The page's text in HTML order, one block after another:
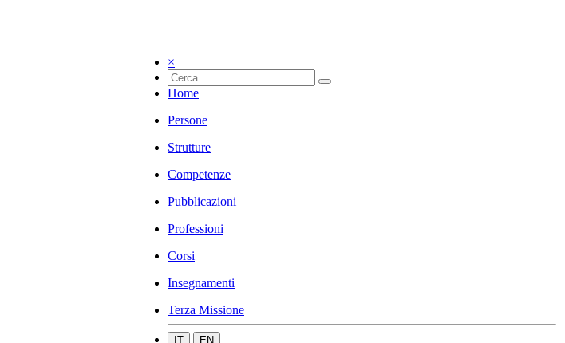
×
Home
Persone
Strutture
Competenze
Pubblicazioni
Professioni
Corsi
Insegnamenti
Terza Missione
IT EN